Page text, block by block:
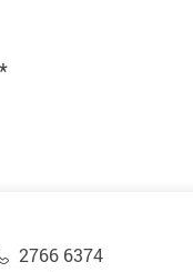
2766 6374